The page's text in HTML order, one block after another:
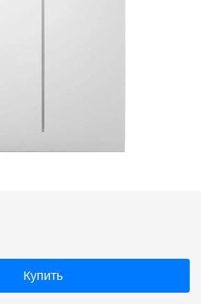
Купить